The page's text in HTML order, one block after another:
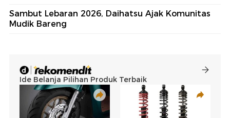
Sambut Lebaran 2026, Daihatsu Ajak Komunitas
Mudik Bareng